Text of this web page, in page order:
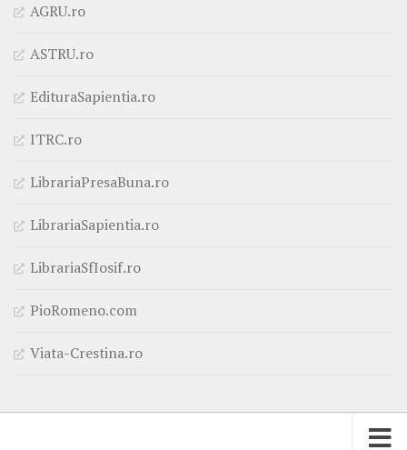
AGRU.ro
ASTRU.ro
EdituraSapientia.ro
ITRC.ro
LibrariaPresaBuna.ro
LibrariaSapientia.ro
LibrariaSfIosif.ro
PioRomeno.com
Viata-Crestina.ro